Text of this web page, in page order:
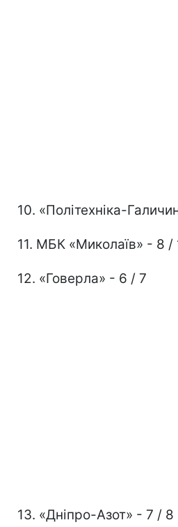
10. «Політехніка-
11. МБК «Миколаїв» - 8 /
12. «Говерла» - 6 / 7
13. «Дніпро-Азот» - 7 / 8